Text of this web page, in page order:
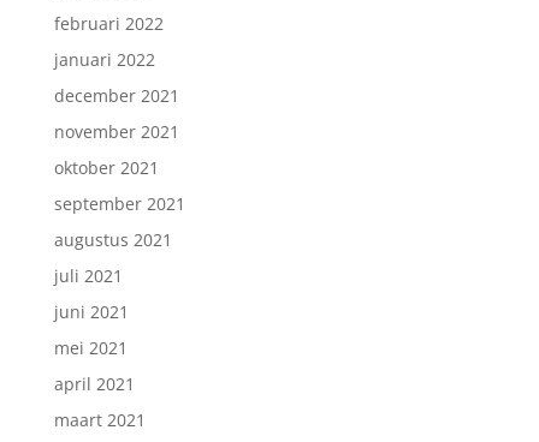
februari 2022
januari 2022
december 2021
november 2021
oktober 2021
september 2021
augustus 2021
juli 2021
juni 2021
mei 2021
april 2021
maart 2021